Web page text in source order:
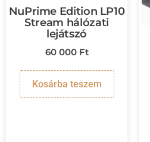
NuPrime Edition LP10
Stream hálózati
lejátszó
60 000 Ft
Kosárba teszem